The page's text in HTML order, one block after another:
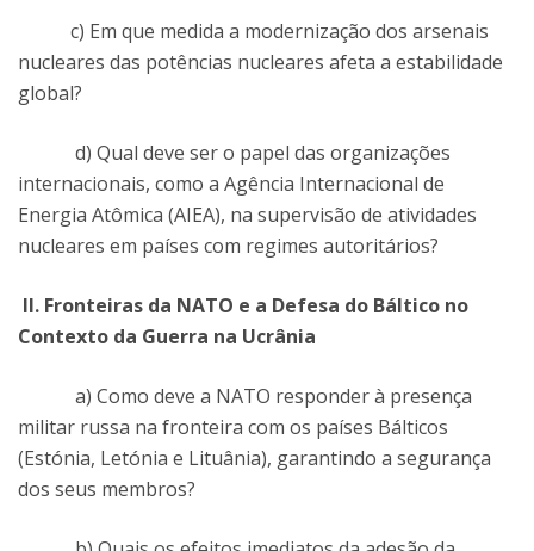
c) Em que medida a modernização dos arsenais
nucleares das potências nucleares afeta a estabilidade
global?
d) Qual deve ser o papel das organizações
internacionais, como a Agência Internacional de
Energia Atômica (AIEA), na supervisão de atividades
nucleares em países com regimes autoritários?
II. Fronteiras da NATO e a Defesa do Báltico no
Contexto da Guerra na Ucrânia
a) Como deve a NATO responder à presença
militar russa na fronteira com os países Bálticos
(Estónia, Letónia e Lituânia), garantindo a segurança
dos seus membros?